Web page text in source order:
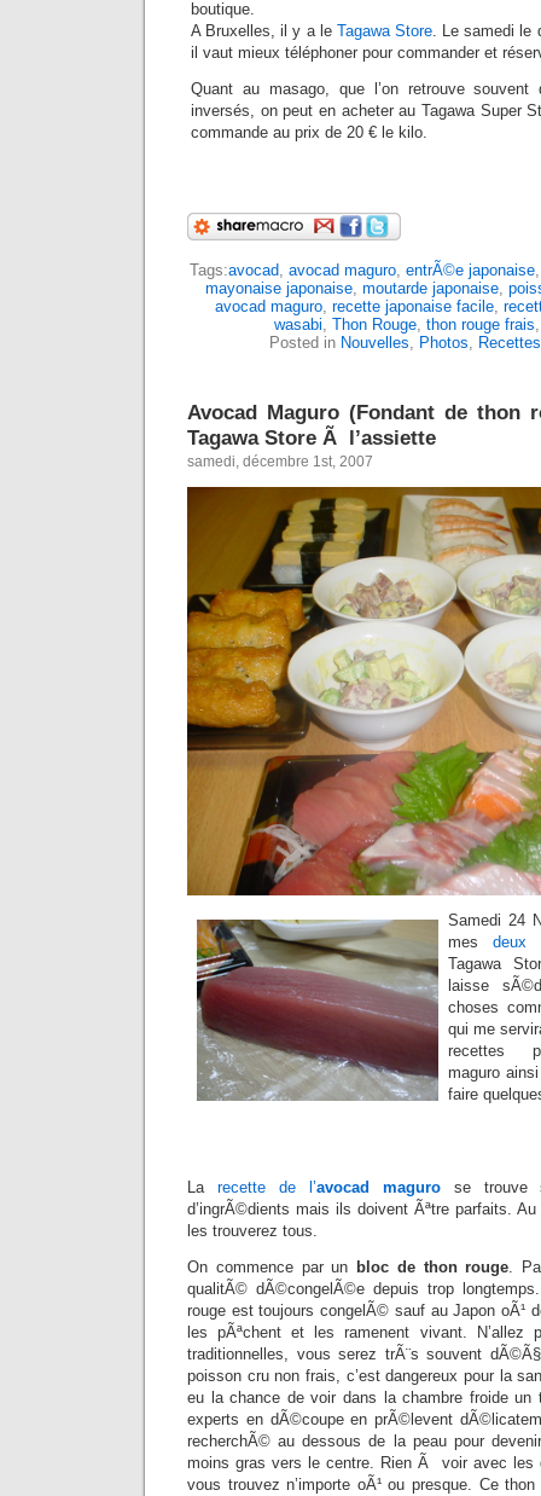
boutique.
A Bruxelles, il y a le Tagawa Store. Le samedi le
il vaut mieux téléphoner pour commander et
Quant au masago, que l’on retrouve
inversés, on peut en acheter au Tagawa Super
commande au prix de 20 € le kilo.
Tags:avocad, avocad maguro, entrÃ©e japonaise
mayonaise japonaise, moutarde japonaise,
avocad maguro, recette japonaise facile,
wasabi, Thon Rouge, thon rouge frais
Posted in Nouvelles, Photos, Recettes
Avocad Maguro (Fondant de thon
Tagawa Store Ã l’assiette
samedi, décembre 1st, 2007
Samedi 24
mesdeux
Tagawa
laisse
choses
qui me
recettes
maguro ainsi
faire
La recette de l’avocad magurose trouve
d’ingrÃ©dients mais ils doivent Ãªtre parfaits.
les trouverez tous.
On commence par un bloc de thon rouge .
qualitÃ© dÃ©congelÃ©e depuis trop
rouge est toujours congelÃ© sauf au Japon oÃ¹
les pÃªchent et les ramenent vivant. N’allez
traditionnelles, vous serez trÃ¨s souvent
poisson cru non frais, c’est dangereux pour la
eu la chance de voir dans la chambre froide un
experts en dÃ©coupe en prÃ©levent
recherchÃ© au dessous de la peau pour
moins gras vers le centre. Rien Ã voir avec les
vous trouvez n’importe oÃ¹ ou presque. Ce